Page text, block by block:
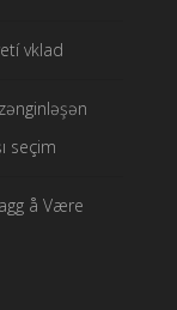
vklad
seçim
å Være